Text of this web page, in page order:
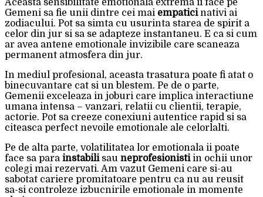
Gemeni sa fie unii dintre cei mai empaticinativi ai
zodiacului. Pot sa simta cu usurinta starea de spirit a
celor din jur si sa se adapteze instantaneu. E ca si cum
ar avea antene emotionale invizibile care scaneaza
permanent atmosfera din jur.
In mediul profesional, aceasta trasatura poate fi atat o
binecuvantare cat si un blestem. Pe de o parte,
Gemenii exceleaza in joburi care implica interactiune
umana intensa – vanzari, relatii cu clientii, terapie,
actorie. Pot sa creeze conexiuni autentice rapid si sa
citeasca perfect nevoile emotionale ale celorlalti.
Pe de alta parte, volatilitatea lor emotionala ii poate
face sa para instabilisau neprofesionistiin ochii unor
colegi mai rezervati. Am vazut Gemeni care si-au
sabotat cariere promitatoare pentru ca nu au reusit
sa-si controleze izbucnirile emotionale in momente